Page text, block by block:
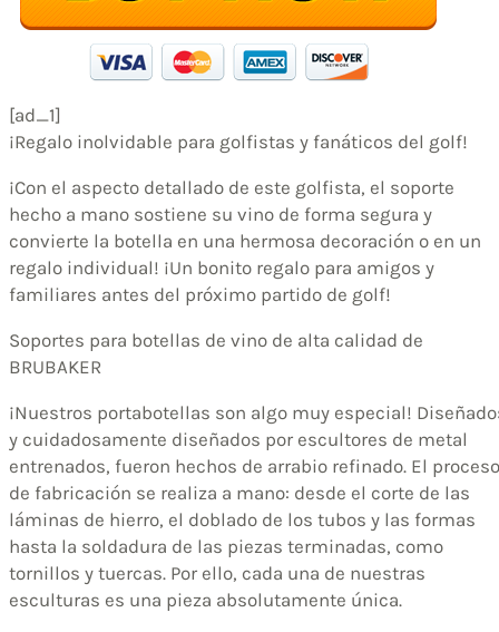
[ad_1]
¡Regalo inolvidable para golfistas y fanáticos del golf!
¡Con el aspecto detallado de este golfista, el soporte
hecho a mano sostiene su vino de forma segura y
convierte la botella en una hermosa decoración o en un
regalo individual! ¡Un bonito regalo para amigos y
familiares antes del próximo partido de golf!
Soportes para botellas de vino de alta calidad de
BRUBAKER
¡Nuestros portabotellas son algo muy especial!
y cuidadosamente diseñados por escultores de metal
entrenados, fueron hechos de arrabio refinado. El proceso
de fabricación se realiza a mano: desde el corte de las
láminas de hierro, el doblado de los tubos y las formas
hasta la soldadura de las piezas terminadas, como
tornillos y tuercas. Por ello, cada una de nuestras
esculturas es una pieza absolutamente única.